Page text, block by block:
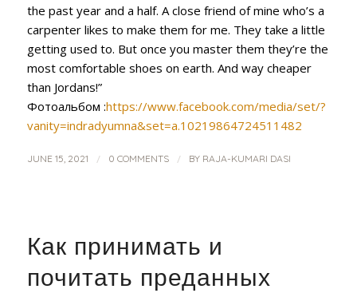
the past year and a half. A close friend of mine who’s a
carpenter likes to make them for me. They take a little
getting used to. But once you master them they’re the
most comfortable shoes on earth. And way cheaper
than Jordans!”
Фотоальбом :https://www.facebook.com/media/set/?
vanity=indradyumna&set=a.10219864724511482
JUNE 15, 2021 / 0 COMMENTS / BY RAJA-KUMARI DASI
Как принимать и
почитать преданных